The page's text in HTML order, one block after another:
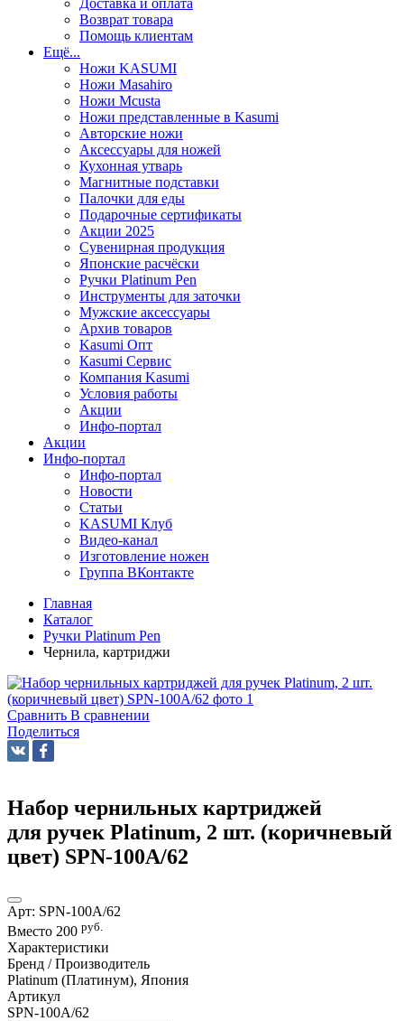
Возврат товара
Помощь клиентам
Ещё...
Ножи KASUMI
Ножи Masahiro
Ножи Mcusta
Ножи представленные в Kasumi
Авторские ножи
Аксессуары для ножей
Кухонная утварь
Магнитные подставки
Палочки для еды
Подарочные сертификаты
Акции 2025
Сувенирная продукция
Японские расчёски
Ручки Platinum Pen
Инструменты для заточки
Мужские аксессуары
Архив товаров
Kasumi Опт
Кasumi Сервис
Компания Kasumi
Условия работы
Акции
Инфо-портал
Акции
Инфо-портал
Инфо-портал
Новости
Статьи
KASUMI Клуб
Видео-канал
Изготовление ножен
Группа ВКонтакте
Главная
Каталог
Ручки Platinum Pen
Чернила, картриджи
Сравнить В сравнении
Поделиться
Набор чернильных картриджей
для ручек Platinum, 2 шт. (коричневый
цвет) SPN-100A/62
Арт: SPN-100A/62
Вместо 200 руб.
Характеристики
Бренд / Производитель
Platinum (Платинум), Япония
Артикул
SPN-100A/62